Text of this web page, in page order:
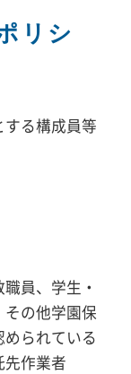
リシ
る構成員等
員、学生・
の他学園保
られている
作業者